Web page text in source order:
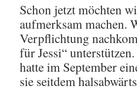
Schon jetzt möchten
aufmerksam machen.
Verpflichtung
für Jessi“
hatte im September
sie seitdem